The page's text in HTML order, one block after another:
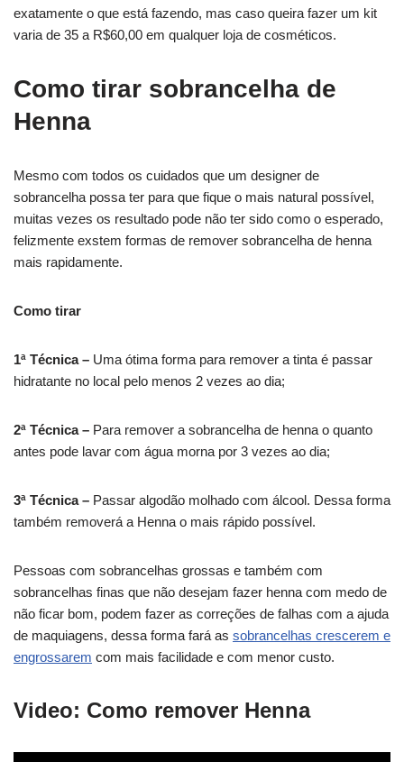
exatamente o que está fazendo, mas caso queira fazer um kit
varia de 35 a R$60,00 em qualquer loja de cosméticos.
Como tirar sobrancelha de
Henna
Mesmo com todos os cuidados que um designer de
sobrancelha possa ter para que fique o mais natural possível,
muitas vezes os resultado pode não ter sido como o esperado,
felizmente exstem formas de remover sobrancelha de henna
mais rapidamente.
Como tirar
1ª Técnica – Uma ótima forma para remover a tinta é passar
hidratante no local pelo menos 2 vezes ao dia;
2ª Técnica – Para remover a sobrancelha de henna o quanto
antes pode lavar com água morna por 3 vezes ao dia;
3ª Técnica – Passar algodão molhado com álcool. Dessa forma
também removerá a Henna o mais rápido possível.
Pessoas com sobrancelhas grossas e também com
sobrancelhas finas que não desejam fazer henna com medo de
não ficar bom, podem fazer as correções de falhas com a ajuda
de maquiagens, dessa forma fará as sobrancelhas crescerem e
engrossarem com mais facilidade e com menor custo.
Video: Como remover Henna